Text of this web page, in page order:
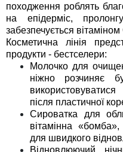
походження роблять
на епідерміс,
забезпечується
Косметична лінія
продукти - бестселери:
Молочко для
ніжно розчиняє
після пластичної
Сироватка для
вітамінна
для швидкого
Відновлюючий